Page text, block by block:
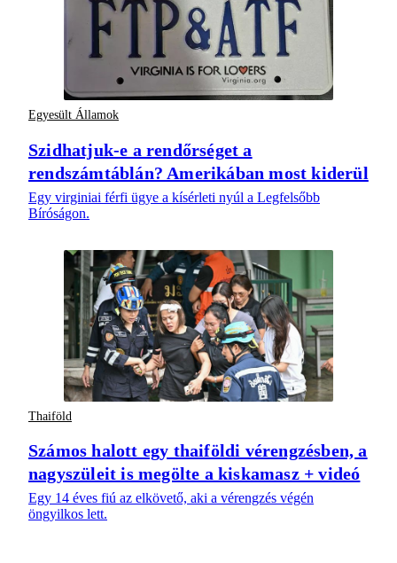
Egyesült Államok
Szidhatjuk-e a rendőrséget a
rendszámtáblán? Amerikában most kiderül
Egy virginiai férfi ügye a kísérleti nyúl a Legfelsőbb
Bíróságon.
Thaiföld
Számos halott egy thaiföldi vérengzésben, a
nagyszüleit is megölte a kiskamasz + videó
Egy 14 éves fiú az elkövető, aki a vérengzés végén
öngyilkos lett.